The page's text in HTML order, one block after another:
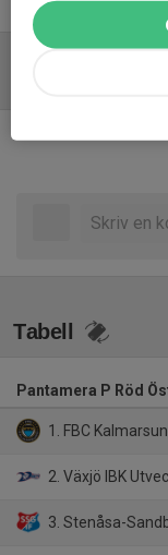
Simon
Tabell
Pantamera P Röd
1. FBC Kalmarsund
2. Växjö IBK Utveckling
3. Stenåsa-Sandby-